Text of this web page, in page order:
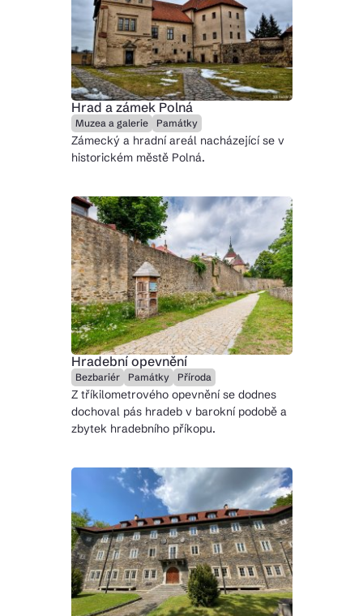
Hrad a zámek Polná
Muzea a galerie Památky
Zámecký a hradní areál nacházející se v
historickém městě Polná.
Hradební opevnění
Bezbariér Památky Příroda
Z tříkilometrového opevnění se dodnes
dochoval pás hradeb v barokní podobě a
zbytek hradebního příkopu.